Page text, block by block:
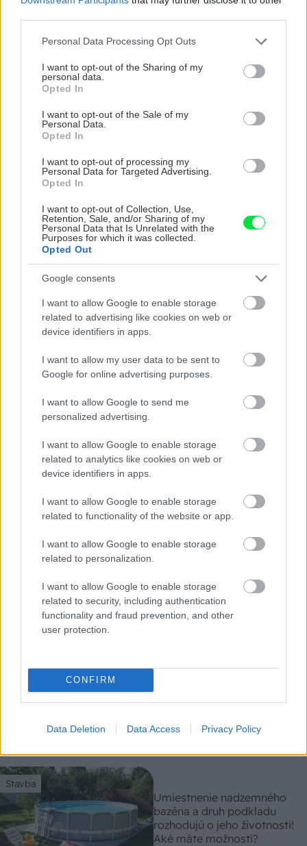
Please note that this website/app uses one or more Google
not limited to your visit or usage behaviour. You may click to
grant or deny consent to Google and its third-party tags to
use your data for below specified purposes in below Google
consent section.
Personal Data Processing Opt Outs
I want to opt-out of the Sharing of my
personal data.
Opted In
I want to opt-out of the Sale of my
Personal Data.
Opted In
I want to opt-out of processing my
Personal Data for Targeted Advertising.
Opted In
I want to opt-out of Collection, Use,
Retention, Sale, and/or Sharing of my
Personal Data that Is Unrelated with the
Purposes for which it was collected.
Opted Out
Google consents
I want to allow Google to enable storage
related to advertising like cookies on web or
device identifiers in apps.
I want to allow my user data to be sent to
Google for online advertising purposes.
I want to allow Google to send me
personalized advertising.
I want to allow Google to enable storage
related to analytics like cookies on web or
device identifiers in apps.
I want to allow Google to enable storage
related to functionality of the website or app.
I want to allow Google to enable storage
related to personalization.
I want to allow Google to enable storage
related to security, including authentication
functionality and fraud prevention, and other
user protection.
CONFIRM
Data Deletion Data Access Privacy Policy
Chystáte sa zavárať kápiu? Táto chyba ju
premení na nevábne mäkkú hmotu
Vnútorné žalúzie sú v 40-stupňových
horúčavách pasca: Prečo z okna robia radiátor
deň
Stavba
Umiestnenie nadzemného
bazéna a druh podkladu
rozhodujú o jeho životnosti!
Aké máte možnosti?